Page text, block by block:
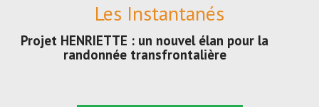
Les Instantanés
Projet HENRIETTE : un nouvel élan pour la
randonnée transfrontalière